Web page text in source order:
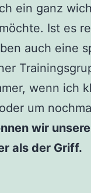
ein ganz
Ist es
auch eine
wenn ich
um
wir
als der Griff.